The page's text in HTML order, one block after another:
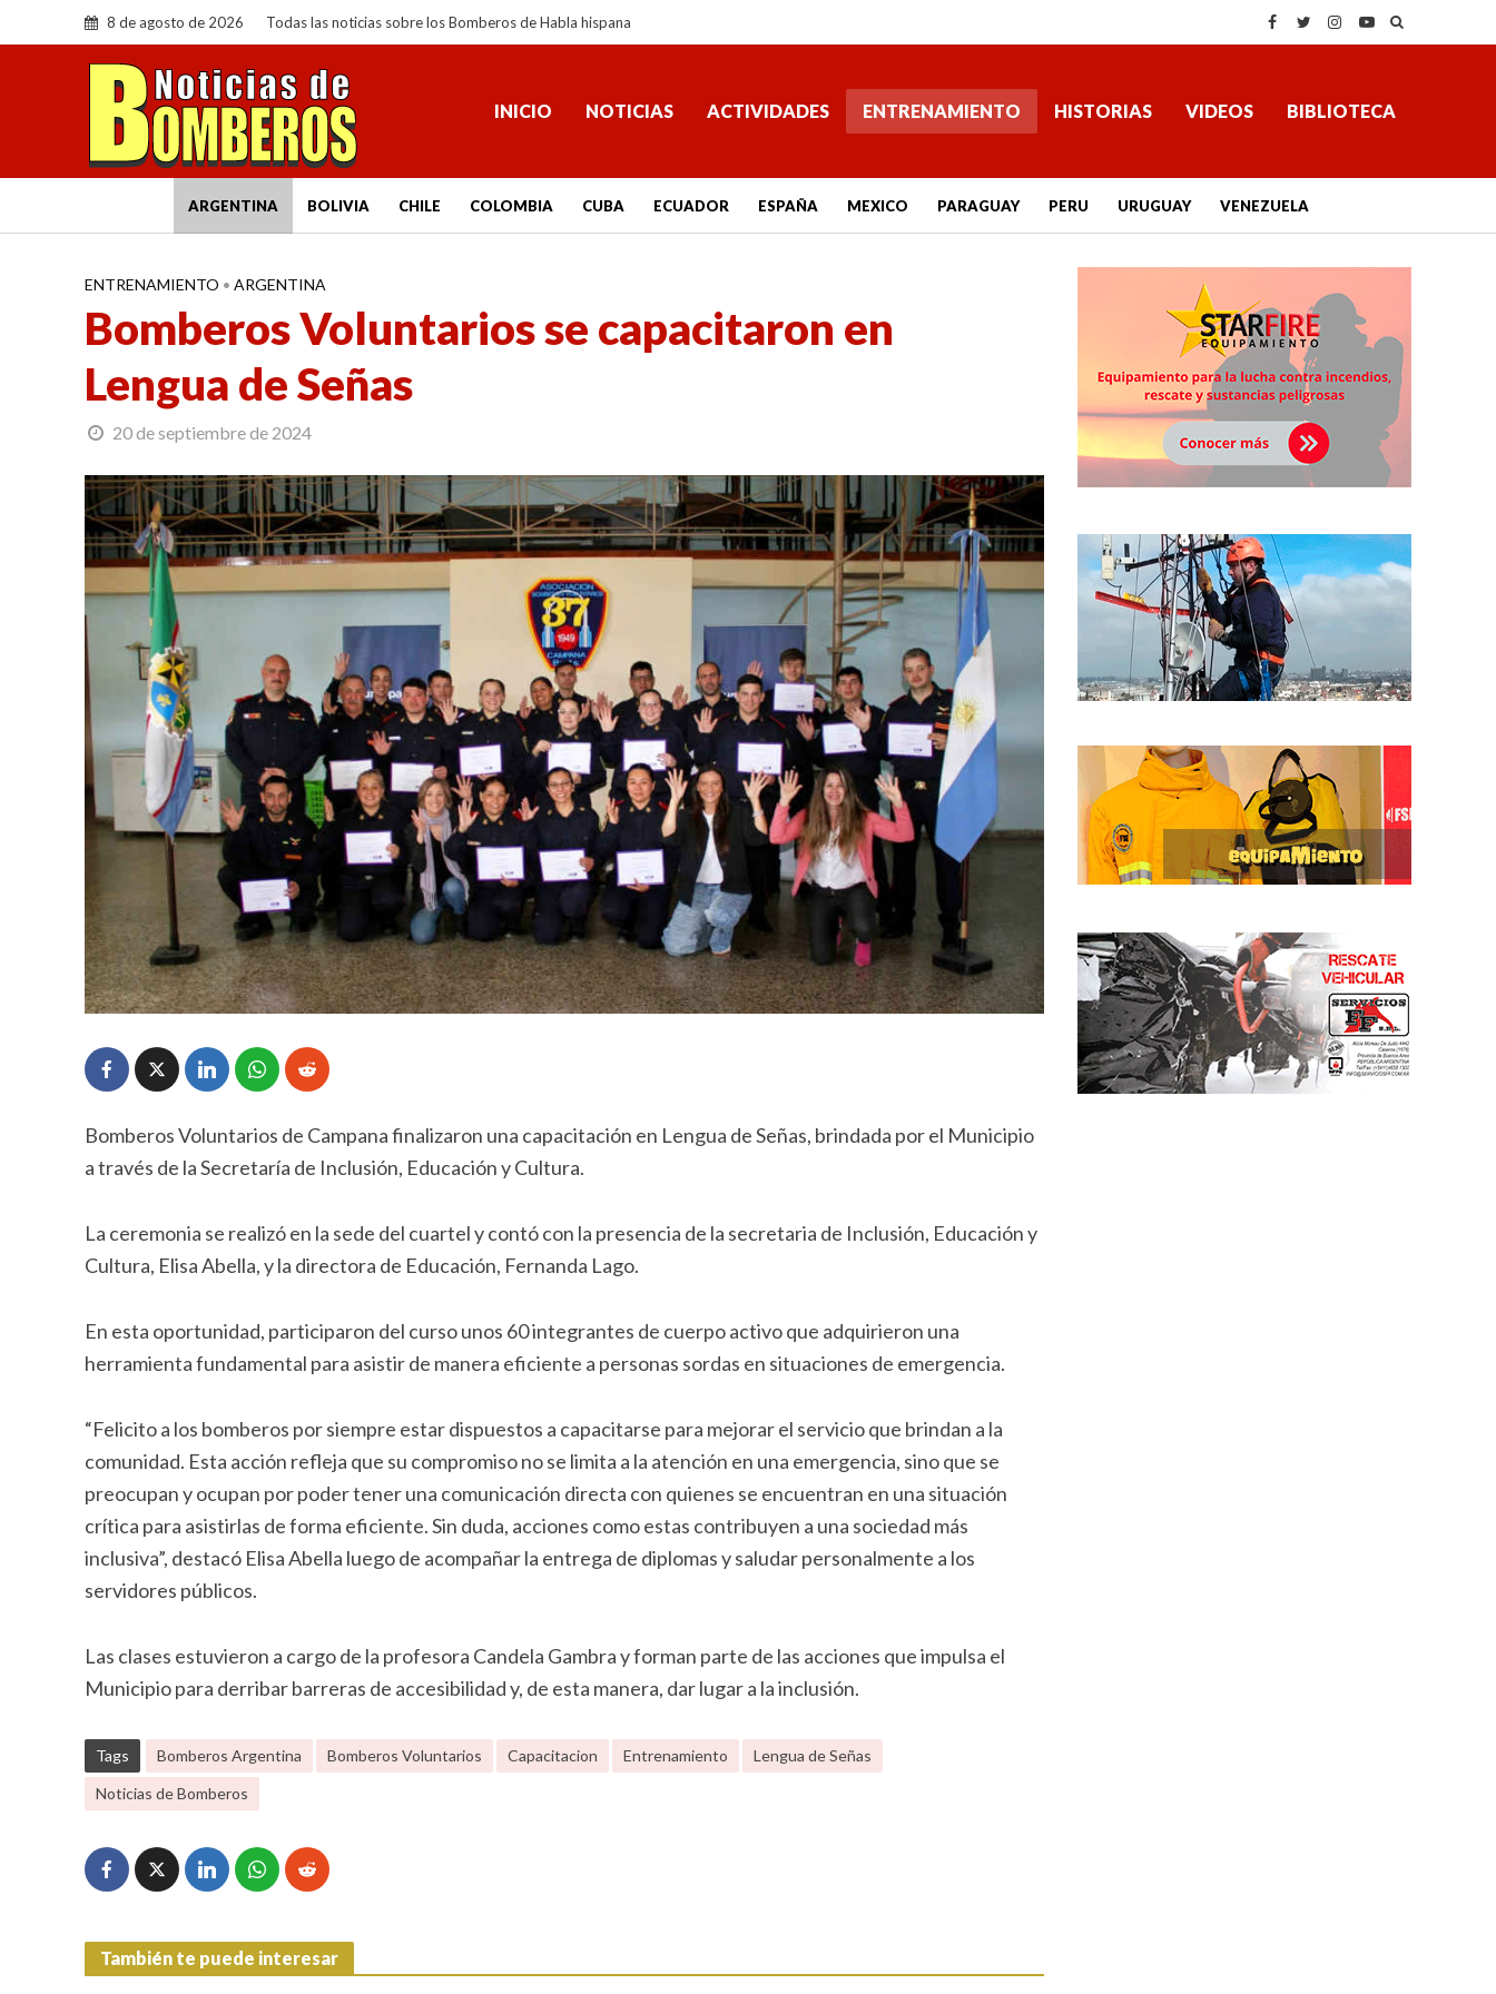
8 de agosto de 2026 Todas las noticias sobre los Bomberos de Habla hispana
INICIO NOTICIAS ACTIVIDADES ENTRENAMIENTO HISTORIAS VIDEOS BIBLIOTECA
ARGENTINA BOLIVIA CHILE COLOMBIA CUBA ECUADOR ESPAÑA MEXICO PARAGUAY PERU URUGUAY VENEZUELA
ENTRENAMIENTO • ARGENTINA
Bomberos Voluntarios se capacitaron en
Lengua de Señas
20 de septiembre de 2024
Bomberos Voluntarios de Campana finalizaron una capacitación en Lengua de Señas, brindada por el Municipio
a través de la Secretaría de Inclusión, Educación y Cultura.
La ceremonia se realizó en la sede del cuartel y contó con la presencia de la secretaria de Inclusión, Educación y
Cultura, Elisa Abella, y la directora de Educación, Fernanda Lago.
En esta oportunidad, participaron del curso unos 60 integrantes de cuerpo activo que adquirieron una
herramienta fundamental para asistir de manera eficiente a personas sordas en situaciones de emergencia.
“Felicito a los bomberos por siempre estar dispuestos a capacitarse para mejorar el servicio que brindan a la
comunidad. Esta acción refleja que su compromiso no se limita a la atención en una emergencia, sino que se
preocupan y ocupan por poder tener una comunicación directa con quienes se encuentran en una situación
crítica para asistirlas de forma eficiente. Sin duda, acciones como estas contribuyen a una sociedad más
inclusiva”, destacó Elisa Abella luego de acompañar la entrega de diplomas y saludar personalmente a los
servidores públicos.
Las clases estuvieron a cargo de la profesora Candela Gambra y forman parte de las acciones que impulsa el
Municipio para derribar barreras de accesibilidad y, de esta manera, dar lugar a la inclusión.
Tags Bomberos Argentina Bomberos Voluntarios Capacitacion Entrenamiento
Lengua de Señas
Noticias de Bomberos
También te puede interesar